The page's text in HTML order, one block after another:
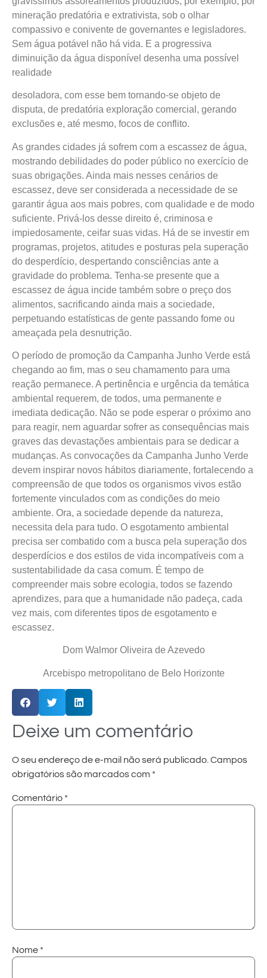
mineração predatória e extrativista, sob o olhar
compassivo e conivente de governantes e legisladores.
Sem água potável não há vida. E a progressiva
diminuição da água disponível desenha uma possível
realidade
desoladora, com esse bem tornando-se objeto de
disputa, de predatória exploração comercial, gerando
exclusões e, até mesmo, focos de conflito.
As grandes cidades já sofrem com a escassez de água,
mostrando debilidades do poder público no exercício de
suas obrigações. Ainda mais nesses cenários de
escassez, deve ser considerada a necessidade de se
garantir água aos mais pobres, com qualidade e de modo
suficiente. Privá-los desse direito é, criminosa e
impiedosamente, ceifar suas vidas. Há de se investir em
programas, projetos, atitudes e posturas pela superação
do desperdício, despertando consciências ante a
gravidade do problema. Tenha-se presente que a
escassez de água incide também sobre o preço dos
alimentos, sacrificando ainda mais a sociedade,
perpetuando estatísticas de gente passando fome ou
ameaçada pela desnutrição.
O período de promoção da Campanha Junho Verde está
chegando ao fim, mas o seu chamamento para uma
reação permanece. A pertinência e urgência da temática
ambiental requerem, de todos, uma permanente e
imediata dedicação. Não se pode esperar o próximo ano
para reagir, nem aguardar sofrer as consequências mais
graves das devastações ambientais para se dedicar a
mudanças. As convocações da Campanha Junho Verde
devem inspirar novos hábitos diariamente, fortalecendo a
compreensão de que todos os organismos vivos estão
fortemente vinculados com as condições do meio
ambiente. Ora, a sociedade depende da natureza,
necessita dela para tudo. O esgotamento ambiental
precisa ser combatido com a busca pela superação dos
desperdícios e dos estilos de vida incompatíveis com a
sustentabilidade da casa comum. É tempo de
compreender mais sobre ecologia, todos se fazendo
aprendizes, para que a humanidade não padeça, cada
vez mais, com diferentes tipos de esgotamento e
escassez.
Dom Walmor Oliveira de Azevedo
Arcebispo metropolitano de Belo Horizonte
Deixe um comentário
O seu endereço de e-mail não será publicado. Campos
obrigatórios são marcados com *
Comentário *
Nome *